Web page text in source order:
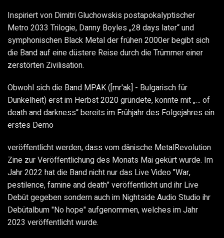
Inspiriert von Dimitri Gluchowskis postapokalyptischer
Metro 2033 Trilogie, Danny Boyles „28 days later“ und
symphonischen Black Metal der frühen 2000er begibt sich
die Band auf eine düstere Reise durch die Trümmer einer
zerstörten Zivilisation.
Obwohl sich die Band MPAK ([mr'ak] - Bulgarisch für
Dunkelheit) erst im Herbst 2020 gründete, konnte mit „… of
death and darkness“ bereits im Frühjahr des Folgejahres ein
erstes Demo
veröffentlicht werden, dass vom dänische MetalRevolution
Zine zur Veröffentlichung des Monats Mai gekürt wurde. Im
Jahr 2022 hat die Band nicht nur das Live Video "War,
pestilence, famine and death" veröffentlicht und ihr Live
Debüt gegeben sondern auch im Nightside Audio Studio ihr
Debütalbum "No hope" aufgenommen, welches im Jahr
2023 veröffentlicht wurde.